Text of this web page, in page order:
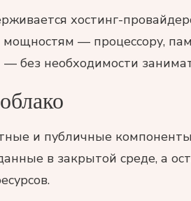
хостинг-
— процессору,
без необходимости
и публичные
в закрытой среде, а